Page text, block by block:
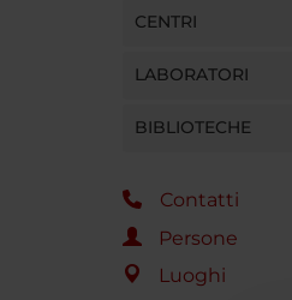
CENTRI
LABORATORI
BIBLIOTECHE
Contatti
Persone
Luoghi